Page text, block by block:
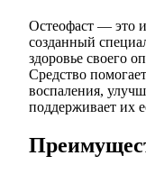
Остеофаст — это
созданный
здоровье своего
Средство
воспаления,
поддерживает их